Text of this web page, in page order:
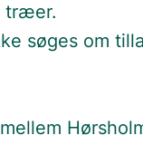
træer.
søges om